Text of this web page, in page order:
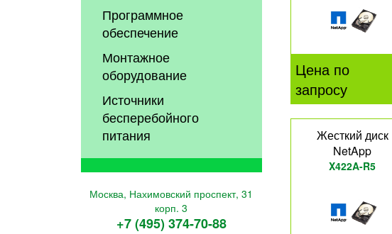
Программное
обеспечение
Монтажное
оборудование
Источники
бесперебойного
питания
Москва, Нахимовский проспект, 31
корп. 3
+7 (495) 374-70-88
Цена по
запросу
Жесткий диск
NetApp
X422A-R5